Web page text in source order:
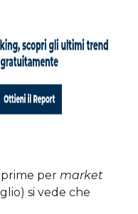
prime per market
si vede che